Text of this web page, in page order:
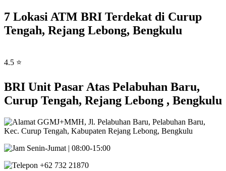
7 Lokasi ATM BRI Terdekat di Curup
Tengah, Rejang Lebong, Bengkulu
4.5 ⭐
BRI Unit Pasar Atas Pelabuhan Baru,
Curup Tengah, Rejang Lebong , Bengkulu
GGMJ+MMH, Jl. Pelabuhan Baru, Pelabuhan Baru,
Kec. Curup Tengah, Kabupaten Rejang Lebong, Bengkulu
Senin-Jumat | 08:00-15:00
+62 732 21870